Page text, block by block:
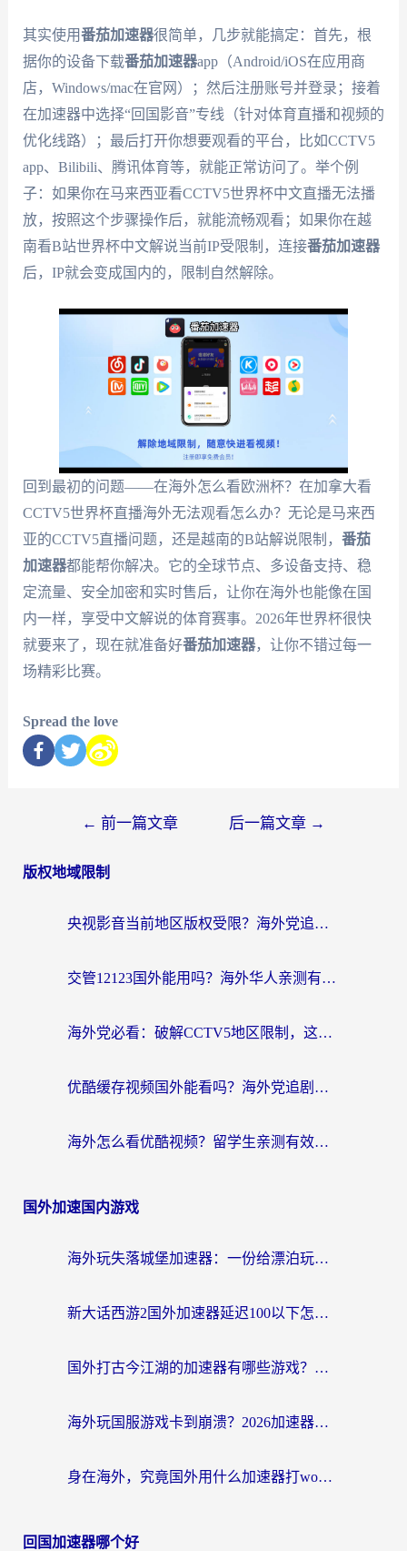
其实使用番茄加速器很简单，几步就能搞定：首先，根
据你的设备下载番茄加速器app（Android/iOS在应用商
店，Windows/mac在官网）；然后注册账号并登录；接着
在加速器中选择“回国影音”专线（针对体育直播和视频的
优化线路）；最后打开你想要观看的平台，比如CCTV5
app、Bilibili、腾讯体育等，就能正常访问了。举个例
子：如果你在马来西亚看CCTV5世界杯中文直播无法播
放，按照这个步骤操作后，就能流畅观看；如果你在越
南看B站世界杯中文解说当前IP受限制，连接番茄加速器
后，IP就会变成国内的，限制自然解除。
回到最初的问题——在海外怎么看欧洲杯？在加拿大看
CCTV5世界杯直播海外无法观看怎么办？无论是马来西
亚的CCTV5直播问题，还是越南的B站解说限制， 番茄
加速器都能帮你解决。它的全球节点、多设备支持、稳
定流量、安全加密和实时售后，让你在海外也能像在国
内一样，享受中文解说的体育赛事。2026年世界杯很快
就要来了，现在就准备好番茄加速器，让你不错过每一
场精彩比赛。
Spread the love
← 前一篇文章 后一篇文章 →
版权地域限制
央视影音当前地区版权受限？海外党追剧看片的终极解决方案来了
交管12123国外能用吗？海外华人亲测有效的回国加速器选择指南
海外党必看：破解CCTV5地区限制，这样看欧洲杯奥运直播才够爽！
优酷缓存视频国外能看吗？海外党追剧看片的终极解决方案来了
海外怎么看优酷视频？留学生亲测有效的回国加速器选择指南
国外加速国内游戏
海外玩失落城堡加速器：一份给漂泊玩家的网络自救指南
新大话西游2国外加速器延迟100以下怎么办？海外党实测有效的低延迟指南
国外打古今江湖的加速器有哪些游戏？一个海外玩家的终极选择指南
海外玩国服游戏卡到崩溃？2026加速器免费推荐+实用指南（亲测有效）
身在海外，究竟国外用什么加速器打wow好？
回国加速器哪个好